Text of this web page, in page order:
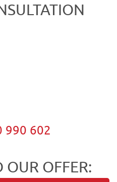
990 602
OFFER: